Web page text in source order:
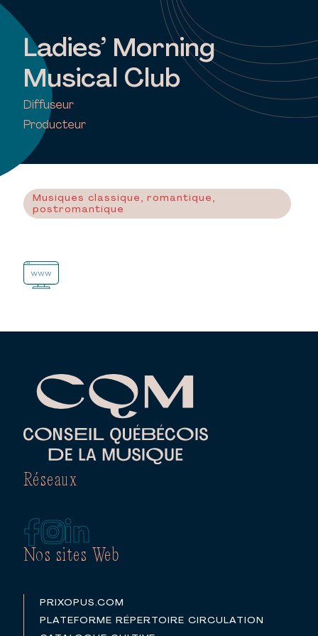
Ladies’ Morning
Musical Club
Diffuseur
Producteur
Musiques classique, romantique,
postromantique
Nos sites Web
PRIXOPUS.COM
PLATEFORME RÉPERTOIRE CIRCULATION
Réseaux